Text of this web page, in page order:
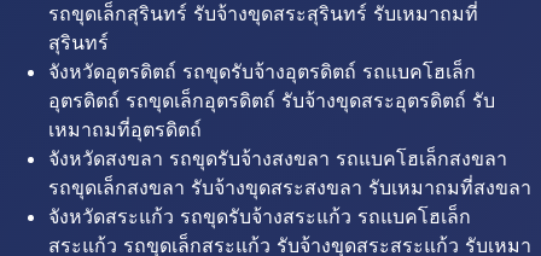
รถขุดเล็กสุรินทร์ รับจ้างขุดสระสุรินทร์ รับเหมาถมที่
สุรินทร์
จังหวัดอุตรดิตถ์ รถขุดรับจ้างอุตรดิตถ์ รถแบคโฮเล็ก
อุตรดิตถ์ รถขุดเล็กอุตรดิตถ์ รับจ้างขุดสระอุตรดิตถ์ รับ
เหมาถมที่อุตรดิตถ์
จังหวัดสงขลา รถขุดรับจ้างสงขลา รถแบคโฮเล็กสงขลา
รถขุดเล็กสงขลา รับจ้างขุดสระสงขลา รับเหมาถมที่สงขลา
จังหวัดสระแก้ว รถขุดรับจ้างสระแก้ว รถแบคโฮเล็ก
สระแก้ว รถขุดเล็กสระแก้ว รับจ้างขุดสระสระแก้ว รับเหมา